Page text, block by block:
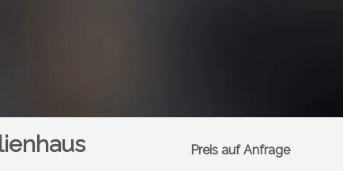
Preis auf Anfrage